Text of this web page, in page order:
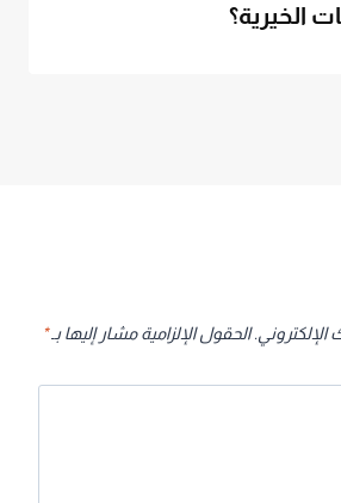
الخيرية؟
الحقول الإلزامية مشار إليها بـ*